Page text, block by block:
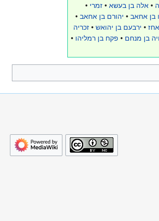
• אלה בן בעשא • זמרי •
בן אחאב • יהורם בן אחאב •
• ירבעם בן יהואש • זכריה
בן מנחם • פקח בן רמליהו •